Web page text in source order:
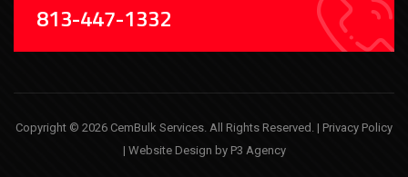
813-447-1332
Copyright © 2026 CemBulk Services. All Rights Reserved. | Privacy Policy
| Website Design by P3 Agency